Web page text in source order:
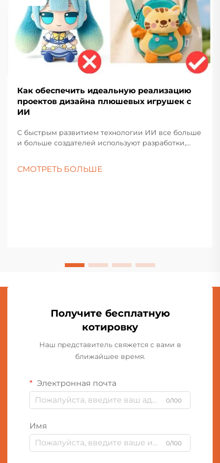
Как обеспечить идеальную реализацию
проектов дизайна плюшевых игрушек с
ИИ
С быстрым развитием технологии ИИ все больше
и больше создателей используют разработки,
эти образцы превращаются в физические
СМОТРЕТЬ БОЛЬШЕ
Получите бесплатную
котировку
Наш представитель свяжется с вами в
ближайшее время.
Электронная почта
0/100
Имя
0/100